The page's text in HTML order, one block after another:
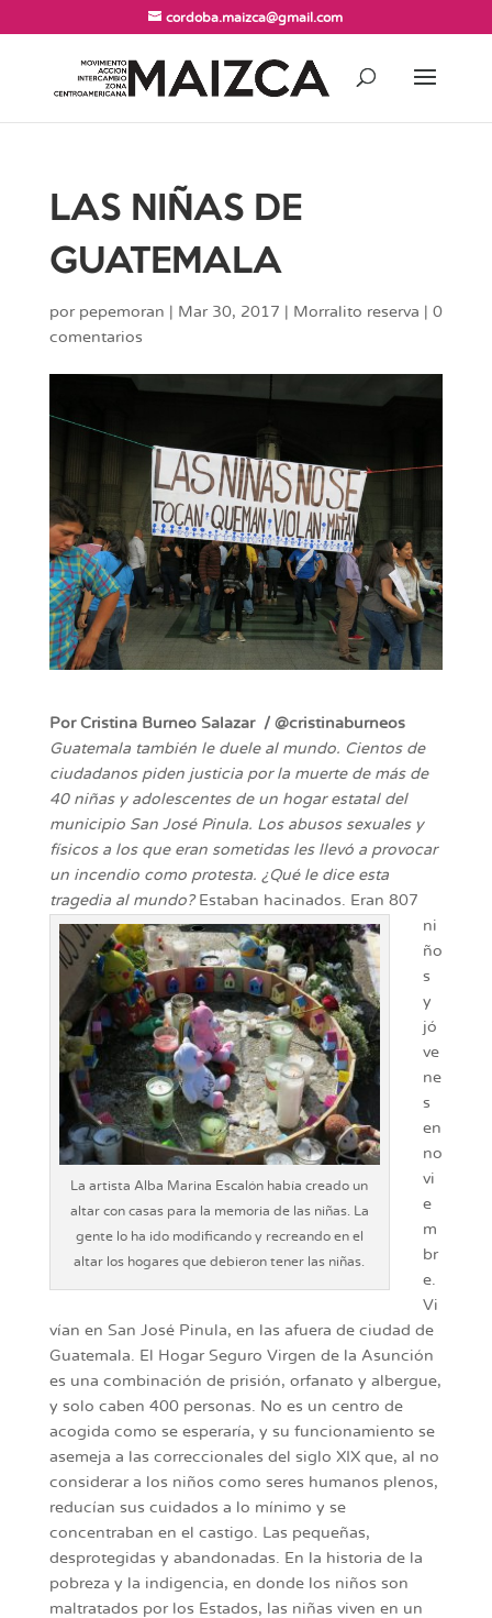
cordoba.maizca@gmail.com
LAS NIÑAS DE
GUATEMALA
por pepemoran Mar 30, 2017 Morralito reserva
0
comentarios
Por Cristina Burneo Salazar / @cristinaburneos
Guatemala también le duele al mundo. Cientos de
ciudadanos piden justicia por la muerte de más de
40 niñas y adolescentes de un hogar estatal del
municipio San José Pinula. Los abusos sexuales y
físicos a los que eran sometidas les llevó a provocar
un incendio como protesta. ¿Qué le dice esta
tragedia al mundo?
La artista Alba Marina Escalón había creado un
altar con casas para la memoria de las niñas. La
gente lo ha ido modificando y recreando en el
altar los hogares que debieron tener las niñas.
Estaban hacinados. Eran 807
ni
ño
s
y
jó
ve
ne
s
en
no
vi
e
m
br
e.
Vi
vían en San José Pinula, en las afuera de ciudad de
Guatemala. El Hogar Seguro Virgen de la Asunción
es una combinación de prisión, orfanato y albergue,
y solo caben 400 personas. No es un centro de
acogida como se esperaría, y su funcionamiento se
asemeja a las correccionales del siglo XIX que, al no
considerar a los niños como seres humanos plenos,
reducían sus cuidados a lo mínimo y se
concentraban en el castigo. Las pequeñas,
desprotegidas y abandonadas. En la historia de la
pobreza y la indigencia, en donde los niños son
maltratados por los Estados, las niñas viven en un